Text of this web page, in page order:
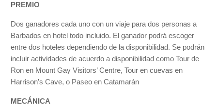
PREMIO
Dos ganadores cada uno con un viaje para dos personas a
Barbados en hotel todo incluido. El ganador podrá escoger
entre dos hoteles dependiendo de la disponibilidad. Se podrán
incluir actividades de acuerdo a disponibilidad como Tour de
Ron en Mount Gay Visitors’ Centre, Tour en cuevas en
Harrison’s Cave, o Paseo en Catamarán
MECÁNICA